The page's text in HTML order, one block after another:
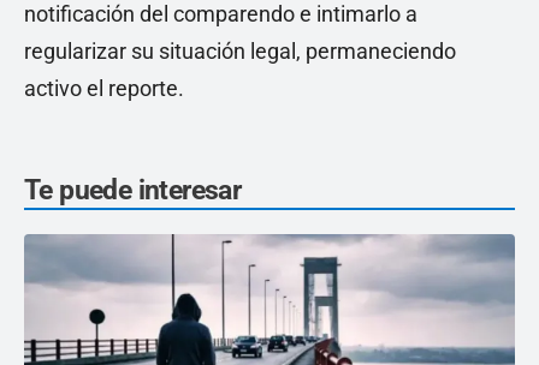
notificación del comparendo e intimarlo a
regularizar su situación legal, permaneciendo
activo el reporte.
Te puede interesar